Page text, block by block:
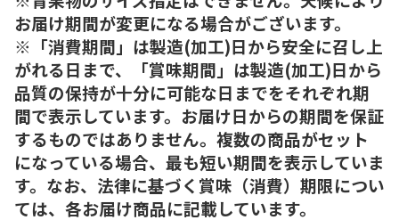
お届け期間が変更になる場合がございます。
※「消費期間」は製造(加工)日から安全に召し上
がれる日まで、「賞味期間」は製造(加工)日から
品質の保持が十分に可能な日までをそれぞれ期
間で表示しています。お届け日からの期間を保証
するものではありません。複数の商品がセット
になっている場合、最も短い期間を表示していま
す。なお、法律に基づく賞味（消費）期限につい
ては、各お届け商品に記載しています。